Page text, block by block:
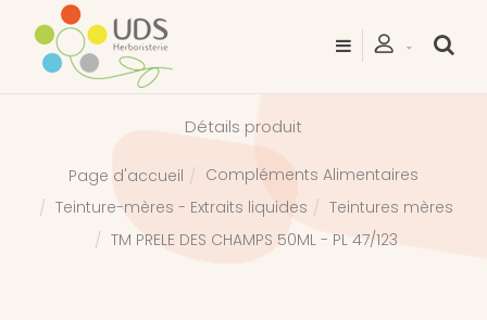
Détails produit
Page d'accueil
Compléments Alimentaires
Teinture-mères - Extraits liquides
Teintures mères
TM PRELE DES CHAMPS 50ML - PL 47/123